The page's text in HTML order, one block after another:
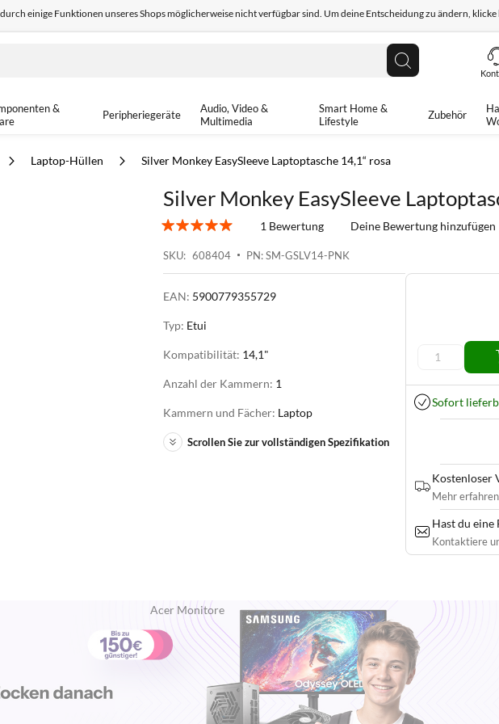
einige Funktionen unseres Shops möglicherweise nicht verfügbar sind. Um deine Entscheidung zu ändern, klicke
14-tägiges Rückgaberecht
Suche
&
Peripheriegeräte
Audio, Video &
Multimedia
Smart Home &
Lifestyle
Zubehör
Laptop-Hüllen Silver Monkey EasySleeve Laptoptasche 14,1“ rosa
Silver Monkey EasySleeve
SKU 608404 PN: SM-GSLV14-PNK
1 Bewertung Deine Bewertung hinzufügen
EAN: 5900779355729
Typ: Etui
Kompatibilität: 14,1"
Anzahl der Kammern: 1
Kammern und Fächer: Laptop
Scrollen Sie zur vollständigen Spezifikation
Sofort
Kostenloser
Mehr erfahren
Hast du eine
Kontaktiere